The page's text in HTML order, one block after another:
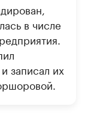
в числе
записал их